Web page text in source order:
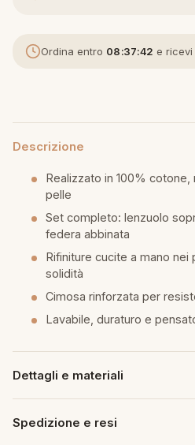
Ordina entro 08:37:41 e ricevi
Descrizione
Realizzato in 100%
pelle
Set completo: lenzuolo
federa abbinata
Rifiniture cucite a mano
solidità
Cimosa rinforzata per
Lavabile, duraturo e
Dettagli e materiali
Spedizione e resi